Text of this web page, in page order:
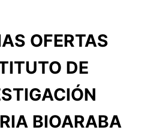
OFERTAS
DE
BIOARABA